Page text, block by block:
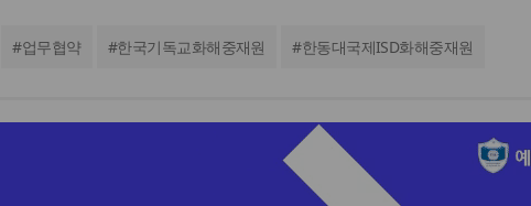
#업무협약 #한국기독교화해중재원 #한동대국제ISD화해중재원